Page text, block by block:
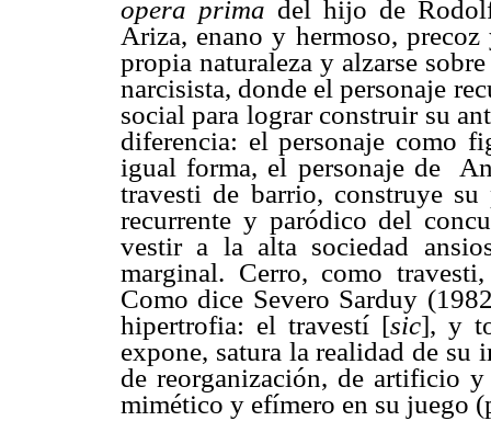
opera prima del hijo de
Ariza, enano y hermoso,
propia naturaleza y alzarse
narcisista, donde el personaje
social para lograr construir su
diferencia: el personaje como
igual forma, el personaje de
travesti de barrio, construye
recurrente y paródico del
vestir a la alta sociedad
marginal. Cerro, como
Como dice Severo Sarduy
hipertrofia: el travestí [sic], y
expone, satura la realidad de
de reorganización, de artificio
mimético y efímero en su juego